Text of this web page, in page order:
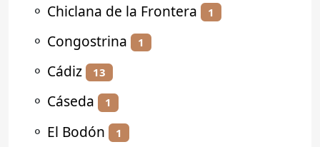
⚬ Chiclana de la Frontera 1
⚬ Congostrina 1
⚬ Cádiz 13
⚬ Cáseda 1
⚬ El Bodón 1